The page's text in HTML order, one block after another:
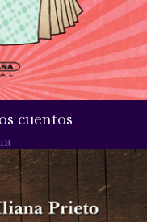
cuentos